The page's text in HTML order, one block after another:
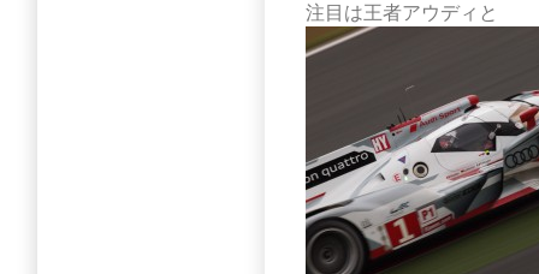
注目は王者アウディと